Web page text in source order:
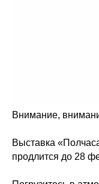
Внимание,
Выставка
продлится до 28